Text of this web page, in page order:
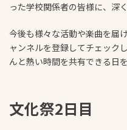
った学校関係者の皆様に、深
今後も様々な活動や楽曲を届
ャンネルを登録してチェック
んと熱い時間を共有できる日
文化祭2日目